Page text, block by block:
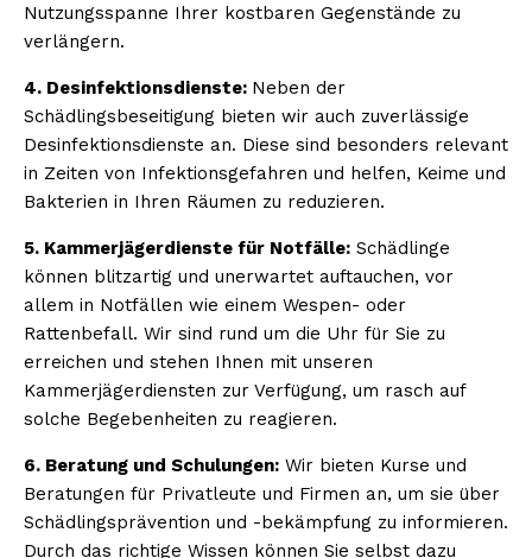
Nutzungsspanne Ihrer kostbaren Gegenstände zu
verlängern.
4. Desinfektionsdienste: Neben der
Schädlingsbeseitigung bieten wir auch zuverlässige
Desinfektionsdienste an. Diese sind besonders relevant
in Zeiten von Infektionsgefahren und helfen, Keime und
Bakterien in Ihren Räumen zu reduzieren.
5. Kammerjägerdienste für Notfälle: Schädlinge
können blitzartig und unerwartet auftauchen, vor
allem in Notfällen wie einem Wespen- oder
Rattenbefall. Wir sind rund um die Uhr für Sie zu
erreichen und stehen Ihnen mit unseren
Kammerjägerdiensten zur Verfügung, um rasch auf
solche Begebenheiten zu reagieren.
6. Beratung und Schulungen: Wir bieten Kurse und
Beratungen für Privatleute und Firmen an, um sie über
Schädlingsprävention und -bekämpfung zu informieren.
Durch das richtige Wissen können Sie selbst dazu